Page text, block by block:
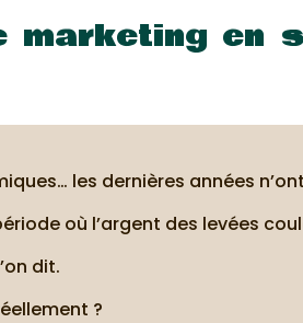
marketing
les dernières années
où l’argent des levées
dit.
?